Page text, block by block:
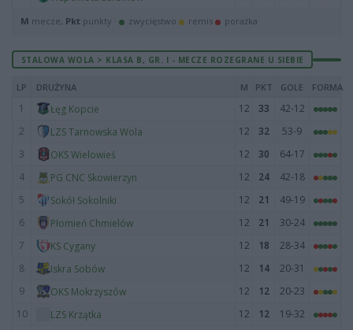
M mecze, Pkt punkty · zwycięstwo remis porażka
STALOWA WOLA > KLASA B, GR. I - MECZE ROZEGRANE U SIEBIE
LP DRUŻYNA M PKT GOLE FORMA
1 Łęg Kopcie 12 33
42-12
2
LZS Tarnowska Wola 12 32
53-9
3
OKS Wielowieś 12 30
64-17
4
PG CNC Skowierzyn 12 24
42-18
5
Sokół Sokolniki 12 21
49-19
6
Płomień Chmielów 12 21
30-24
7
KS Cygany 12 18
28-34
8
Iskra Sobów 12 14
20-31
9
OKS Mokrzyszów 12 12
20-23
10
LZS Krzątka 12 12 19-32